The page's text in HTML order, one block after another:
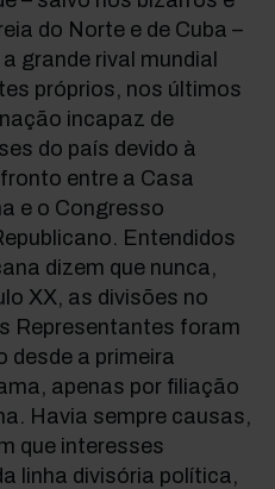
do Norte e de Cuba –
grande rival mundial
próprios, nos últimos
incapaz de
do país devido à
entre a Casa
e o Congresso
Entendidos
dizem que nunca,
XX, as divisões no
Representantes foram
desde a primeira
apenas por filiação
Havia sempre causas,
que interesses
linha divisória política,